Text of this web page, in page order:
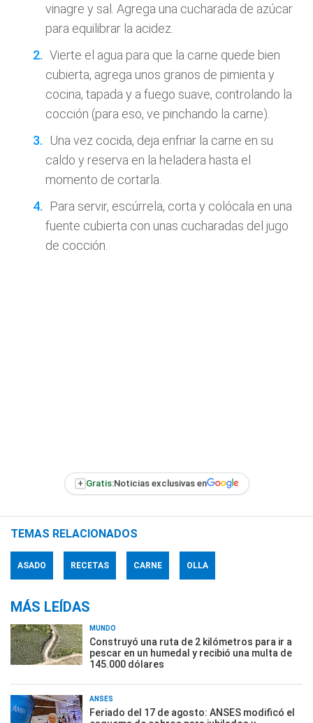
vinagre y sal. Agrega una cucharada de azúcar
para equilibrar la acidez.
Vierte el agua para que la carne quede bien
cubierta, agrega unos granos de pimienta y
cocina, tapada y a fuego suave, controlando la
cocción (para eso, ve pinchando la carne).
Una vez cocida, deja enfriar la carne en su
caldo y reserva en la heladera hasta el
momento de cortarla.
Para servir, escúrrela, corta y colócala en una
fuente cubierta con unas cucharadas del jugo
de cocción.
+ Gratis:Noticias exclusivas en
TEMAS RELACIONADOS
ASADO RECETAS CARNE OLLA
MÁS LEÍDAS
MUNDO
Construyó una ruta de 2 kilómetros para ir a
pescar en un humedal y recibió una multa de
145.000 dólares
ANSES
Feriado del 17 de agosto: ANSES modificó el